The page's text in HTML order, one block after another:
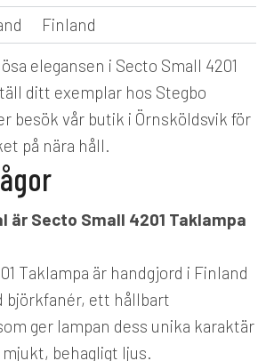
Finland
elegansen i Secto Small 4201
ditt exemplar hos Stegbo
besök vår butik i Örnsköldsvik för
på nära håll.
är Secto Small 4201 Taklampa
Taklampa är handgjord i Finland
björkfanér, ett hållbart
ger lampan dess unika karaktär
behagligt ljus.